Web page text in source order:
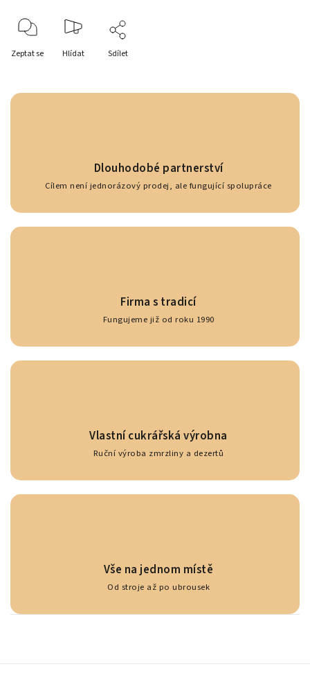
Zeptat se Hlídat Sdílet
Dlouhodobé partnerství
Cílem není jednorázový prodej, ale fungující spolupráce
Firma s tradicí
Fungujeme již od roku 1990
Vlastní cukrářská výrobna
Ruční výroba zmrzliny a dezertů
Vše na jednom místě
Od stroje až po ubrousek